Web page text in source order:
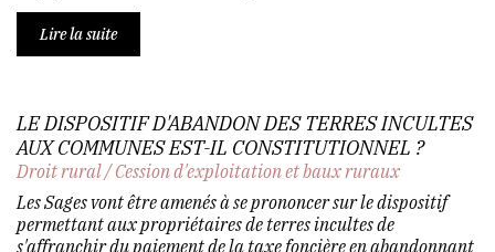
Lire la suite
LE DISPOSITIF D'ABANDON DES TERRES INCULTES
AUX COMMUNES EST-IL CONSTITUTIONNEL ?
Droit rural/Cession d'exploitation et baux ruraux
Les Sages vont être amenés à se prononcer sur le dispositif
permettant aux propriétaires de terres incultes de
s'affranchir du paiement de la taxe foncière en abandonnant